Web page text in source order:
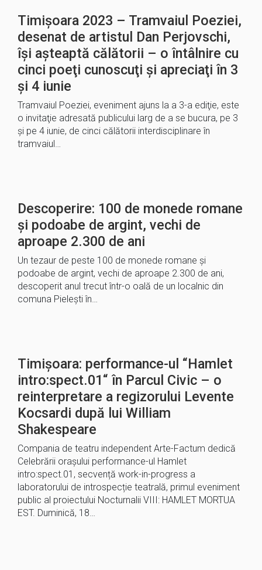
Timișoara 2023 – Tramvaiul Poeziei,
desenat de artistul Dan Perjovschi,
își așteaptă călătorii – o întâlnire cu
cinci poeţi cunoscuţi şi apreciaţi în 3
și 4 iunie
Tramvaiul Poeziei, eveniment ajuns la a 3-a ediţie, este
o invitaţie adresată publicului larg de a se bucura, pe 3
şi pe 4 iunie, de cinci călătorii interdisciplinare în
tramvaiul…
Descoperire: 100 de monede romane
şi podoabe de argint, vechi de
aproape 2.300 de ani
Un tezaur de peste 100 de monede romane şi
podoabe de argint, vechi de aproape 2.300 de ani,
descoperit anul trecut într-o oală de un localnic din
comuna Pieleşti în…
Timișoara: performance-ul “Hamlet
intro:spect.01“ în Parcul Civic – o
reinterpretare a regizorului Levente
Kocsardi după lui William
Shakespeare
Compania de teatru independent Arte-Factum dedică
Celebrării orașului performance-ul Hamlet
intro:spect.01, secvență work-in-progress a
laboratorului de introspecție teatrală, primul eveniment
public al proiectului Nocturnalii VIII: HAMLET MORTUA
EST. Duminică, 18…